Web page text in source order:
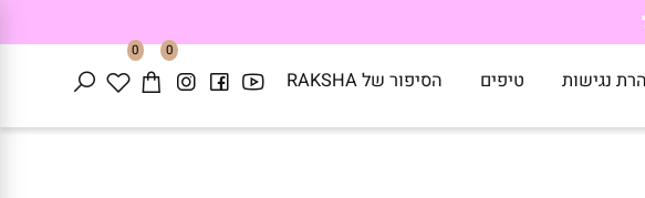
0 0
טיפים הסיפור של RAKSHA